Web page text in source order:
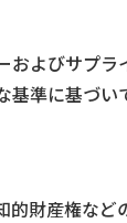
よびサプ
準に基づ
財産権な